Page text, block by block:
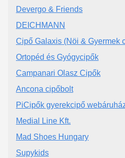
Devergo & Friends
DEICHMANN
Cipő Galaxis (Nöi & Gyermek
Ortopéd és Gyógycipők
Campanari Olasz Cipők
Ancona cipőbolt
PiCipők gyerekcipő
Medial Line Kft.
Mad Shoes Hungary
Supykids